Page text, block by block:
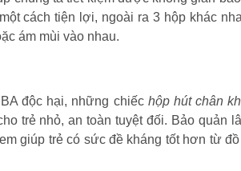
cách tiện lợi, ngoài ra 3 hộp khác
ám mùi vào nhau.
độc hại, những chiếc hộp hút chân
trẻ nhỏ, an toàn tuyệt đối. Bảo quản
giúp trẻ có sức đề kháng tốt hơn từ